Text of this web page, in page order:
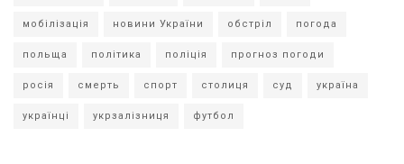
мобілізація новини України обстріл погода
польща політика поліція прогноз погоди
росія смерть спорт столиця суд україна
українці укрзалізниця футбол